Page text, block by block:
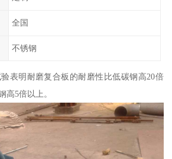
全国
不锈钢
表明耐磨复合板的耐磨性比低碳钢高20倍
高5倍以上。